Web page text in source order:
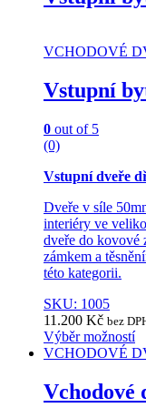
multiple
options
be
chosen
on
the
product
page
VCHODOVÉ
Vstupní
0 out of 5
(0)
Vstupní dveře
Dveře v síle
interiéry ve
dveře do kovové
zámkem a
této kategorii.
SKU: 1005
11.200 Kč bez
Výběr možností
This
has
multiple
VCHODOVÉ
Vchodové